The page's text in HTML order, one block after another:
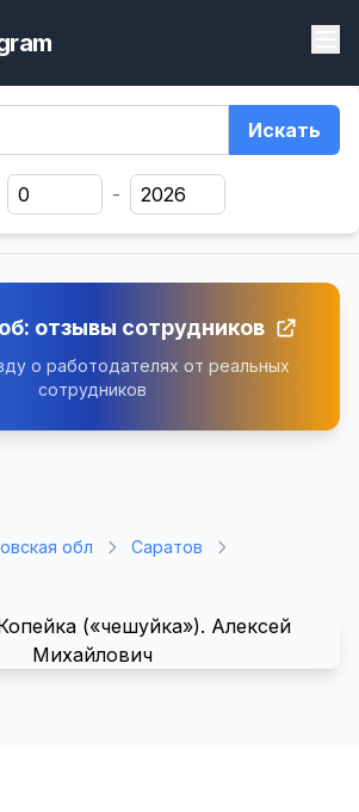
Искать
-
отзывы сотрудников
о работодателях от реальных
сотрудников
обл
Саратов